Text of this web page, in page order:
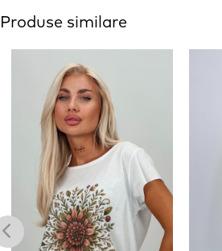
Produse similare